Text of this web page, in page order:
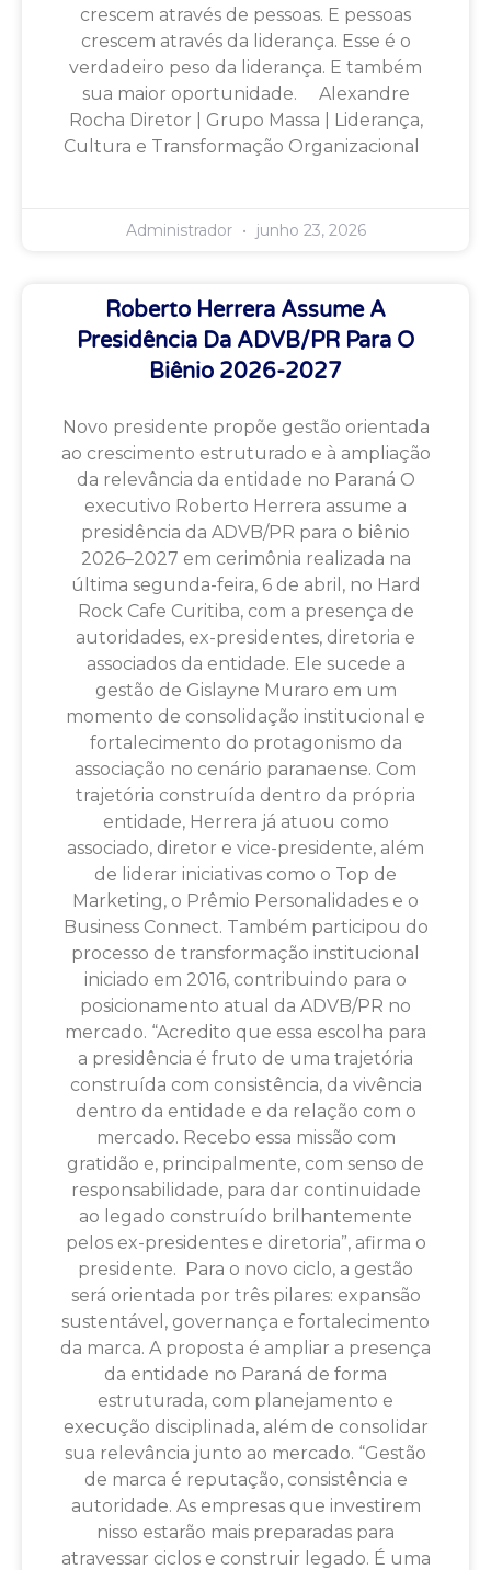
crescem através de pessoas. E pessoas
crescem através da liderança. Esse é o
verdadeiro peso da liderança. E também
sua maior oportunidade. Alexandre
Rocha Diretor | Grupo Massa | Liderança,
Cultura e Transformação Organizacional
Administrador junho 23, 2026
Roberto Herrera Assume A
Presidência Da ADVB/PR Para O
Biênio 2026-2027
Novo presidente propõe gestão orientada
ao crescimento estruturado e à ampliação
da relevância da entidade no Paraná O
executivo Roberto Herrera assume a
presidência da ADVB/PR para o biênio
2026–2027 em cerimônia realizada na
última segunda-feira, 6 de abril, no Hard
Rock Cafe Curitiba, com a presença de
autoridades, ex-presidentes, diretoria e
associados da entidade. Ele sucede a
gestão de Gislayne Muraro em um
momento de consolidação institucional e
fortalecimento do protagonismo da
associação no cenário paranaense. Com
trajetória construída dentro da própria
entidade, Herrera já atuou como
associado, diretor e vice-presidente, além
de liderar iniciativas como o Top de
Marketing, o Prêmio Personalidades e o
Business Connect. Também participou do
processo de transformação institucional
iniciado em 2016, contribuindo para o
posicionamento atual da ADVB/PR no
mercado. “Acredito que essa escolha para
a presidência é fruto de uma trajetória
construída com consistência, da vivência
dentro da entidade e da relação com o
mercado. Recebo essa missão com
gratidão e, principalmente, com senso de
responsabilidade, para dar continuidade
ao legado construído brilhantemente
pelos ex-presidentes e diretoria”, afirma o
presidente. Para o novo ciclo, a gestão
será orientada por três pilares: expansão
sustentável, governança e fortalecimento
da marca. A proposta é ampliar a presença
da entidade no Paraná de forma
estruturada, com planejamento e
execução disciplinada, além de consolidar
sua relevância junto ao mercado. “Gestão
de marca é reputação, consistência e
autoridade. As empresas que investirem
nisso estarão mais preparadas para
atravessar ciclos e construir legado. É uma